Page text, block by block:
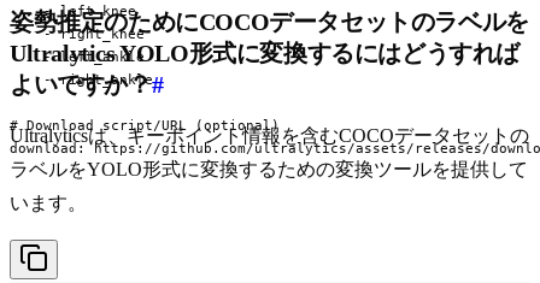
    - left_knee
    - right_knee
    - left_ankle
    - right_ankle
# Download script/URL (optional)
download: https://github.com/ultralytics/assets/releases/
姿勢推定のためにCOCOデータセットのラベルを
Ultralytics YOLO形式に変換するにはどうすれば
よいですか？#
Ultralyticsは、キーポイント情報を含むCOCOデータセットの
ラベルをYOLO形式に変換するための変換ツールを提供して
います。